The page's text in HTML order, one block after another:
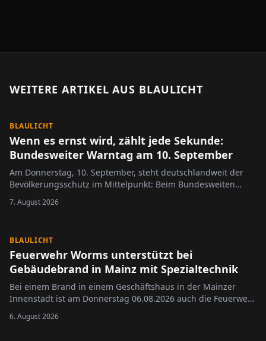
WEITERE ARTIKEL AUS BLAULICHT
BLAULICHT
Wenn es ernst wird, zählt jede Sekunde:
Bundesweiter Warntag am 10. September
Am Donnerstag, 10. September, steht deutschlandweit der
Bevölkerungsschutz im Mittelpunkt: Beim Bundesweiten
ihre Warnsysteme für Krisen- und Katastrophenfälle.
7. August 2026
BLAULICHT
Feuerwehr Worms unterstützt bei
Gebäudebrand in Mainz mit Spezialtechnik
Bei einem Brand in einem Geschäftshaus in der Mainzer
Innenstadt ist am Donnerstag 06.08.2026 auch die Feuerwehr
6. August 2026